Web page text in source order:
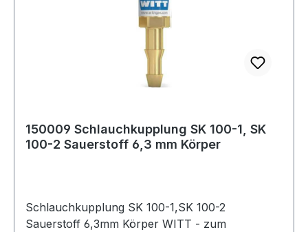
150009 Schlauchkupplung SK 100-1, SK
100-2 Sauerstoff 6,3 mm Körper
Schlauchkupplung SK 100-1,SK 100-2
Sauerstoff 6,3mm Körper WITT - zum